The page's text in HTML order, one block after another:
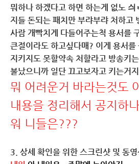
뭐하나 하겠다고 하면 하는게 없노 싀
지들 돈되는 패치만 부랴부랴 처하고
사람 개빡치게 다들어주는척 용서를
큰절이라도 하고싶다매? 이게 용서를
지키지도 못할약속 처할라고 방송키
불났으니까 일단 끄고보자고 키는거
뭐 어려운거 바라는것도
내용을 정리해서 공지하
워 니들은???
3. 상세 확인을 위한 스크린샷 및 동